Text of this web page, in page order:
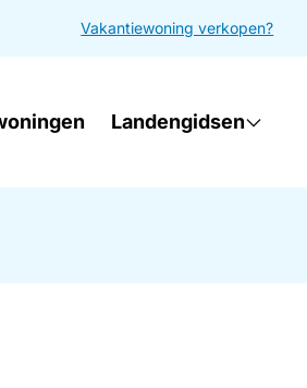
Vakantiewoning verkopen?
Landengidsen